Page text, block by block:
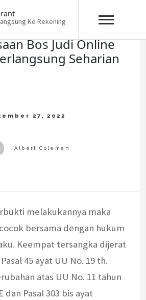
Ke Rekening
Bos Judi Online
Seharian
melakukannya maka
bersama dengan hukum
Keempat tersangka dijerat
45 ayat UU No. 19 th.
atas UU No. 11 tahun
dan Pasal 303 bis ayat